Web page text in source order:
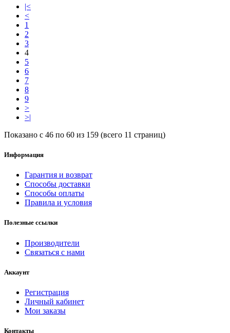
|<
<
1
2
3
4
5
6
7
8
9
>
>|
Показано с 46 по 60 из 159 (всего 11 страниц)
Информация
Гарантия и возврат
Способы доставки
Способы оплаты
Правила и условия
Полезные ссылки
Производители
Связаться с нами
Аккаунт
Регистрация
Личный кабинет
Мои заказы
Контакты